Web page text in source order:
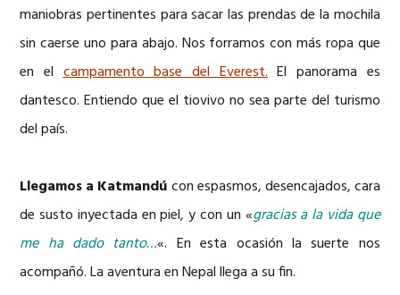
maniobras pertinentes para sacar las prendas de la mochila
sin caerse uno para abajo. Nos forramos con más ropa que
en elcampamento base del Everest.El panorama es
dantesco. Entiendo que el tiovivo no sea parte del turismo
del país.
Llegamos a Katmandúcon espasmos, desencajados, cara
de susto inyectada en piel, y con un «gracias a la vida que
me ha dado tanto…«. En esta ocasión la suerte nos
acompañó. La aventura en Nepal llega a su fin.